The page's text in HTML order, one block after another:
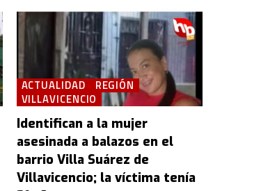
ACTUALIDAD
REGIÓN
VILLAVICENCIO
Identifican a la mujer
asesinada a balazos en el
barrio Villa Suárez de
Villavicencio; la víctima tenía